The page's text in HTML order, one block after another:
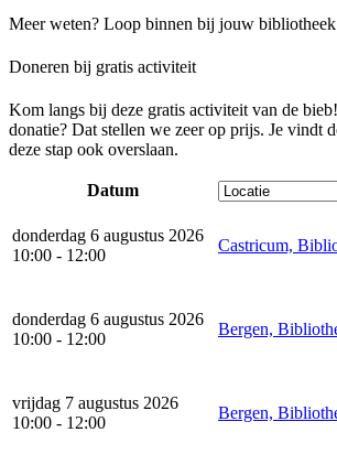
Meer weten? Loop binnen bij jouw bibliotheek
Doneren bij gratis activiteit
Kom langs bij deze gratis activiteit van de
donatie? Dat stellen we zeer op prijs. Je vindt
deze stap ook overslaan.
Datum
donderdag 6 augustus 2026
10:00 - 12:00
Castricum,
donderdag 6 augustus 2026
10:00 - 12:00
Bergen,
vrijdag 7 augustus 2026
10:00 - 12:00
Bergen,